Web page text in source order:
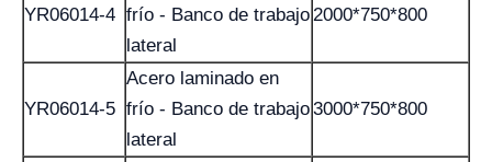
YR06014-4 frío - Banco de trabajo
lateral
2000*750*800
YR06014-5
Acero laminado en
frío - Banco de trabajo
lateral
3000*750*800